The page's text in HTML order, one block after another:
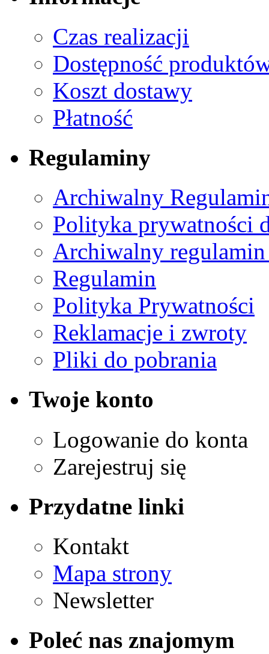
Czas realizacji
Dostępność
Koszt dostawy
Płatność
Regulaminy
Archiwalny
Polityka prywatności
Archiwalny
Regulamin
Polityka Prywatności
Reklamacje i zwroty
Pliki do pobrania
Twoje konto
Logowanie do konta
Zarejestruj się
Przydatne linki
Kontakt
Mapa strony
Newsletter
Poleć nas znajomym